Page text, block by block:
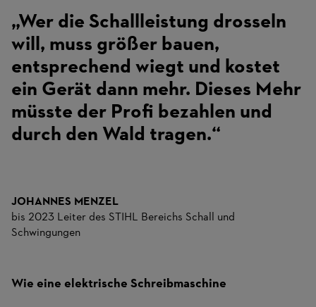
„Wer die Schallleistung drosseln
will, muss größer bauen,
entsprechend wiegt und kostet
ein Gerät dann mehr. Dieses Mehr
müsste der Profi bezahlen und
durch den Wald tragen.“
JOHANNES MENZEL
bis 2023 Leiter des STIHL Bereichs Schall und
Schwingungen
Wie eine elektrische Schreibmaschine